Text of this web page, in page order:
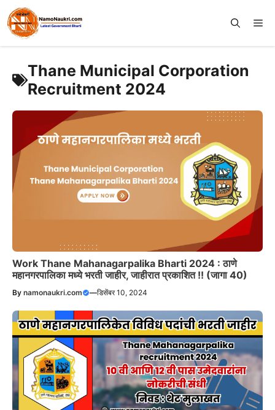
content
Thane Municipal Corporation
Recruitment 2024
Work Thane Mahanagarpalika Bharti 2024 : ठाणे
महानगरपालिका मध्ये भरती जाहीर, जाहीरात प्रकाशित !! (जागा 40)
By namonaukri.com —डिसेंबर 10, 2024